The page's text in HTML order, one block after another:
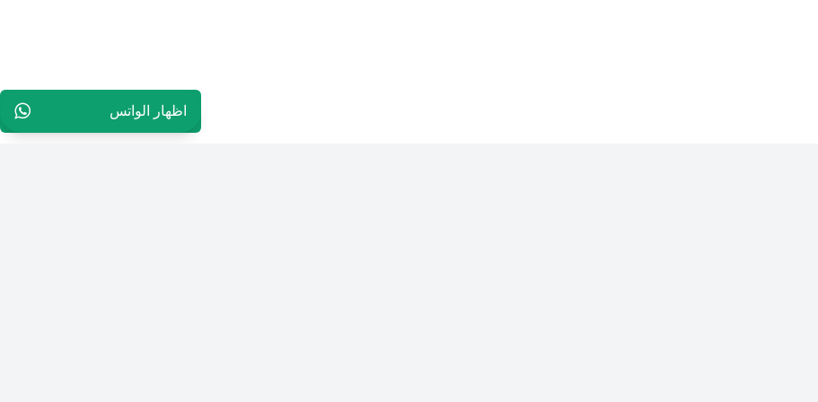
اظهار الواتس96565594848